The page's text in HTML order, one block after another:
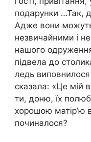
подарунки …Так,
Адже вони
незвичайними і
нашого
підвела до
ледь
сказала: «Це мій
ти, доню, їх
хорошою матір’ю
починалося?